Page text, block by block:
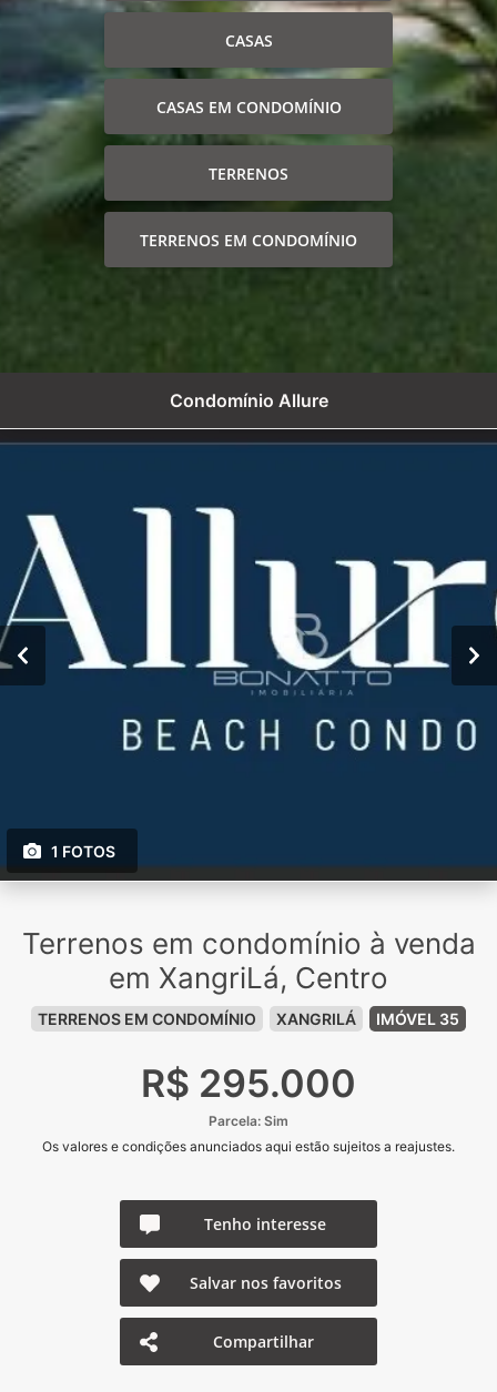
CASAS
CASAS EM CONDOMÍNIO
TERRENOS
TERRENOS EM CONDOMÍNIO
Condomínio Allure
1 FOTOS
Terrenos em condomínio à venda
em XangriLá, Centro
TERRENOS EM CONDOMÍNIO XANGRILÁ IMÓVEL 35
R$ 295.000
Parcela: Sim
Os valores e condições anunciados aqui estão sujeitos a reajustes.
Tenho interesse
Salvar nos favoritos
Compartilhar